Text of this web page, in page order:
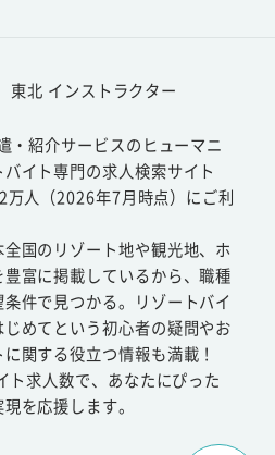
東北 インストラクター
・紹介サービスのヒューマニ
イト専門の求人検索サイト
万人（2026年7月時点）にご利
国のリゾート地や観光地、ホ
富に掲載しているから、職種
件で見つかる。リゾートバイ
めてという初心者の疑問やお
関する役立つ情報も満載！
ト求人数で、あなたにぴった
を応援します。